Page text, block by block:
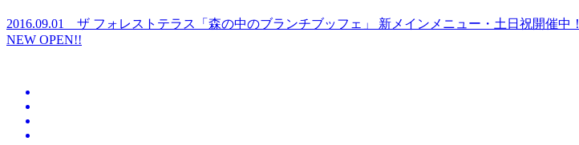
2016.09.01 ザ フォレストテラス「森の中のブランチブッフェ」 新メインメニュー・土日祝開催中！
NEW OPEN!!